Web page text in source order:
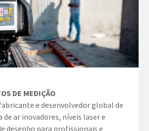
DE MEDIÇÃO
e desenvolvedor global de
de ar inovadores, níveis laser e
desenho para profissionais e